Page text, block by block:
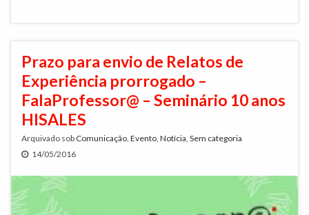
Prazo para envio de Relatos de
Experiência prorrogado –
FalaProfessor@ – Seminário 10 anos
HISALES
Arquivado sob Comunicação, Evento, Notícia, Sem categoria
14/05/2016